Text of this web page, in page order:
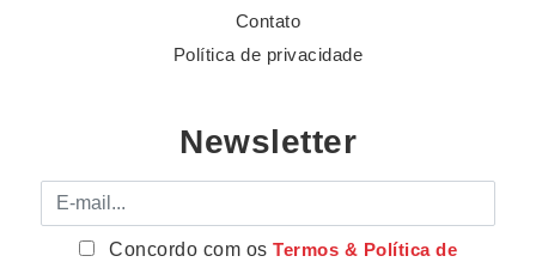
Contato
Política de privacidade
Newsletter
E-mail
Concordo com osTermos & Política de